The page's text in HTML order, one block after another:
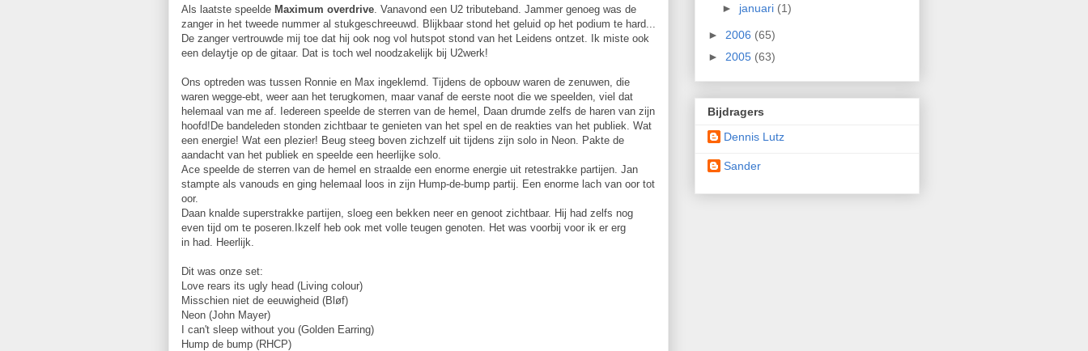
Als laatste speelde Maximum overdrive. Vanavond een U2 tributeband. Jammer genoeg was de
zanger in het tweede nummer al stukgeschreeuwd. Blijkbaar stond het geluid op het podium te hard...
De zanger vertrouwde mij toe dat hij ook nog vol hutspot stond van het Leidens ontzet. Ik miste ook
een delaytje op de gitaar. Dat is toch wel noodzakelijk bij U2werk!
Ons optreden was tussen Ronnie en Max ingeklemd. Tijdens de opbouw waren de zenuwen, die
waren wegge-ebt, weer aan het terugkomen, maar vanaf de eerste noot die we speelden, viel dat
helemaal van me af. Iedereen speelde de sterren van de hemel, Daan drumde zelfs de haren van zijn
hoofd!De bandeleden stonden zichtbaar te genieten van het spel en de reakties van het publiek. Wat
een energie! Wat een plezier! Beug steeg boven zichzelf uit tijdens zijn solo in Neon. Pakte de
aandacht van het publiek en speelde een heerlijke solo.
Ace speelde de sterren van de hemel en straalde een enorme energie uit retestrakke partijen. Jan
stampte als vanouds en ging helemaal loos in zijn Hump-de-bump partij. Een enorme lach van oor tot
oor.
Daan knalde superstrakke partijen, sloeg een bekken neer en genoot zichtbaar. Hij had zelfs nog
even tijd om te poseren.Ikzelf heb ook met volle teugen genoten. Het was voorbij voor ik er erg
in had. Heerlijk.
Dit was onze set:
Love rears its ugly head (Living colour)
Misschien niet de eeuwigheid (Bløf)
Neon (John Mayer)
I can't sleep without you (Golden Earring)
Hump de bump (RHCP)
► januari (1)
► 2006 (65)
► 2005 (63)
Bijdragers
Dennis Lutz
Sander